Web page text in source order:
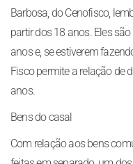
Barbosa, do Cenofisco,
partir dos 18 anos. Eles
anos e, se estiverem
Fisco permite a relação de
anos.
Bens do casal
Com relação aos bens